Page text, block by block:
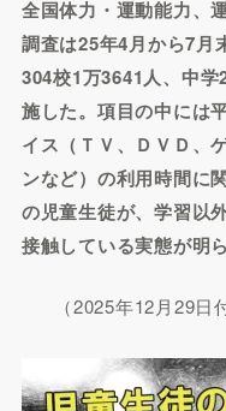
全国体力・運動能力、
調査は25年4月から7月
304校1万3641人、中
施した。項目の中には
イス（ＴＶ、ＤＶＤ、
ンなど）の利用時間に
の児童生徒が、学習以
接触している実態が明
（2025年12月29日